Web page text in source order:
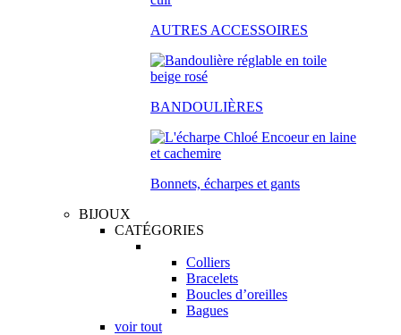
AUTRES ACCESSOIRES
BANDOULIÈRES
Bonnets, écharpes et gants
BIJOUX
CATÉGORIES
Colliers
Bracelets
Boucles d’oreilles
Bagues
voir tout